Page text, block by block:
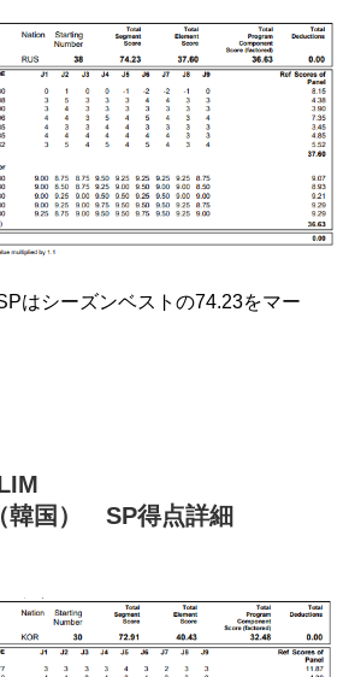
はシーズンベストの74.23をマー
韓国） SP得点詳細